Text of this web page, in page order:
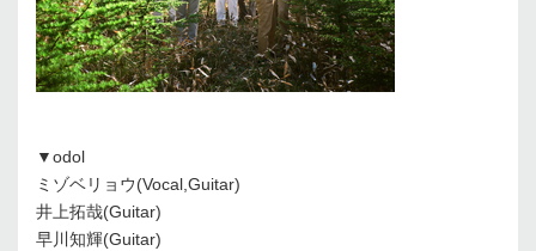
▼odol
ミゾベリョウ(Vocal,Guitar)
井上拓哉(Guitar)
早川知輝(Guitar)